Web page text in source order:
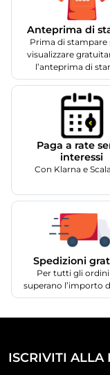
Anteprima di
Prima di stampare
visualizzare
l’anteprima di
Paga a rate
interessi
Con Klarna e
Spedizioni
Per tutti gli
superano l’importo
ISCRIVITI ALLA